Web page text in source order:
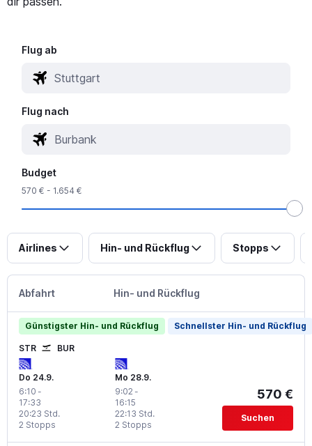
Flug ab
Flug nach
Budget
570 € - 1.654 €
Airlines Hin- und Rückflug Stopps
Abfahrt Hin- und Rückflug
Günstigster Hin- und Rückflug Schnellster Hin- und Rückflug
STR BUR
Do 24.9.
6:10 -
17:33
2 Stopps
20:23 Std.
Mo 28.9.
9:02 -
16:15
2 Stopps
22:13 Std.
570 €
Suchen